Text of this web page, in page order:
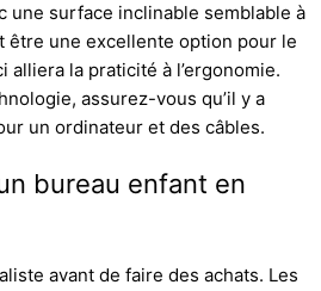
une surface inclinable semblable à
être une excellente option pour le
la praticité à l’ergonomie.
assurez-vous qu’il y a
un ordinateur et des câbles.
bureau enfant en
avant de faire des achats. Les